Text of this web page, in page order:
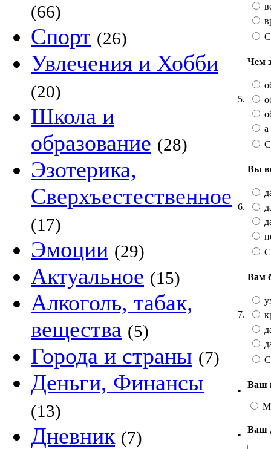
(66)
Спорт (26)
Увлечения и Хобби
(20)
Школа и
образование (28)
Эзотерика,
Сверхъестественное
(17)
Эмоции (29)
Актуальное (15)
Алкоголь, табак,
вещества (5)
Города и страны (7)
Деньги, Финансы
(13)
Дневник (7)
5.
Чем
а
6.
Вы
7.
Вам
•
Ваш
•
Ваш